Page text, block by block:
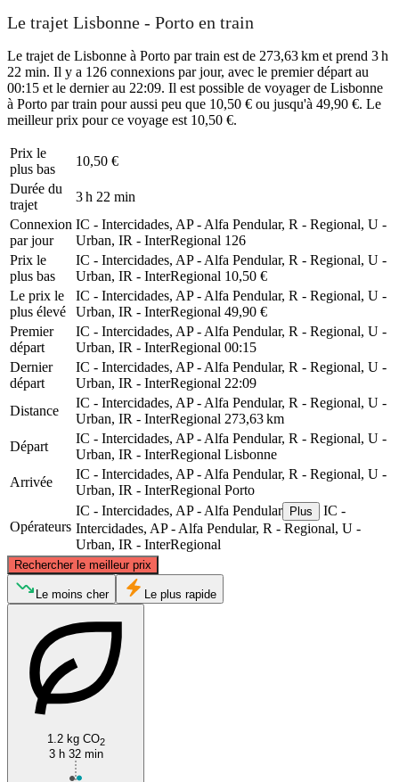
Le trajet Lisbonne - Porto en train
Le trajet de Lisbonne à Porto par train est de 273,63 km et prend 3 h
22 min. Il y a 126 connexions par jour, avec le premier départ au
00:15 et le dernier au 22:09. Il est possible de voyager de Lisbonne
à Porto par train pour aussi peu que 10,50 € ou jusqu'à 49,90 €. Le
meilleur prix pour ce voyage est 10,50 €.
Prix ​​le
plus bas
10,50 €
Durée du
trajet
3 h 22 min
Connexion
par jour
IC - Intercidades, AP - Alfa Pendular, R - Regional, U -
Urban, IR - InterRegional 126
Prix ​​le
plus bas
IC - Intercidades, AP - Alfa Pendular, R - Regional, U -
Urban, IR - InterRegional 10,50 €
Le prix le
plus élevé
IC - Intercidades, AP - Alfa Pendular, R - Regional, U -
Urban, IR - InterRegional 49,90 €
Premier
départ
IC - Intercidades, AP - Alfa Pendular, R - Regional, U -
Urban, IR - InterRegional 00:15
Dernier
départ
IC - Intercidades, AP - Alfa Pendular, R - Regional, U -
Urban, IR - InterRegional 22:09
Distance
IC - Intercidades, AP - Alfa Pendular, R - Regional, U -
Urban, IR - InterRegional 273,63 km
Départ
IC - Intercidades, AP - Alfa Pendular, R - Regional, U -
Urban, IR - InterRegional Lisbonne
Arrivée
IC - Intercidades, AP - Alfa Pendular, R - Regional, U -
Urban, IR - InterRegional Porto
Opérateurs
IC - Intercidades, AP - Alfa Pendular Plus
IC -
Intercidades, AP - Alfa Pendular, R - Regional, U -
Urban, IR - InterRegional
Rechercher le meilleur prix
Porto
©CARTO
Le moins cher Le plus rapide
1.2 kg CO2
3 h 32 min